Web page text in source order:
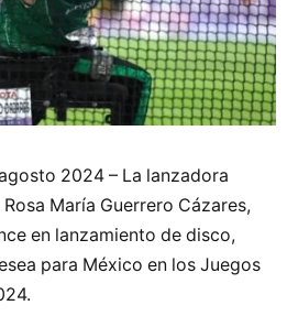
2024 – La lanzadora
María Guerrero Cázares,
en lanzamiento de disco,
para México en los Juegos